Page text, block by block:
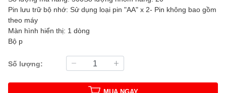
Pin lưu trữ bộ nhớ: Sử dụng loại pin "AA" x 2- Pin không bao gồm
theo máy
Màn hình hiển thị: 1 dòng
Bộ p
Số lượng: